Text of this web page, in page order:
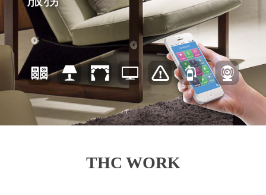
THC WORK